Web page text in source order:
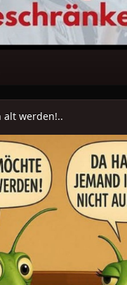
alt werden!..